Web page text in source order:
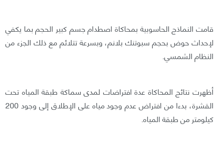
قامت النماذج الحاسوبية بمحاكاة اصطدام جسم كبير الحجم بما يكفي
لإحداث حوض بحجم سبوتنك بلانم، وبسرعة تتلائم مع ذلك الجزء من
النظام الشمسي.
أظهرت نتائج المحاكاة عدة افتراضات لمدى سماكة طبقة المياه تحت
القشرة، بدءا من افتراض عدم وجود مياه على الإطلاق إلى وجود 200
كيلومتر من طبقة المياه.